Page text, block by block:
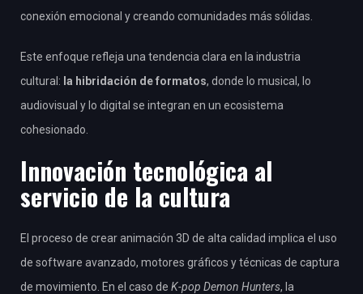
conexión emocional y creando comunidades más sólidas.
Este enfoque refleja una tendencia clara en la industria
cultural: la hibridación de formatos, donde lo musical, lo
audiovisual y lo digital se integran en un ecosistema
cohesionado.
Innovación tecnológica al
servicio de la cultura
El proceso de crear animación 3D de alta calidad implica el uso
de software avanzado, motores gráficos y técnicas de captura
de movimiento. En el caso de K-pop Demon Hunters, la